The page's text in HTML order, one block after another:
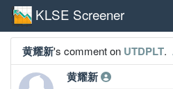
KLSE Screener
黄耀新's comment on UTDPLT.
黄耀新